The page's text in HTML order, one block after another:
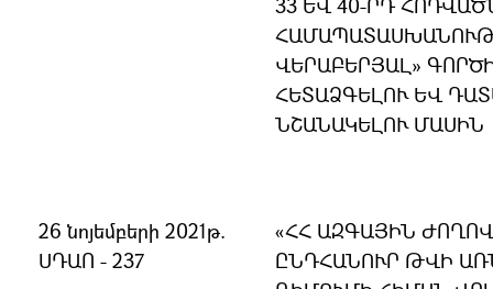
33 ԵՎ 40-ՐԴ
ՎԵՐԱԲԵՐՅԱԼ»
ՀԵՏԱՁԳԵԼՈՒ ԵՎ
ՆՇԱՆԱԿԵԼՈՒ ՄԱՍԻՆ
26 նոյեմբերի 2021թ.
ՍԴԱՈ - 237
«ՀՀ ԱԶԳԱՅԻՆ
ԸՆԴՀԱՆՈՒՐ ԹՎԻ